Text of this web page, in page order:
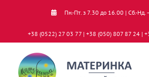
Пн.-Пт. з 7.30 до 16.00 | Сб.-Нд.
+38 (0522) 27 03 77 | +38 (050) 807 87 24 |